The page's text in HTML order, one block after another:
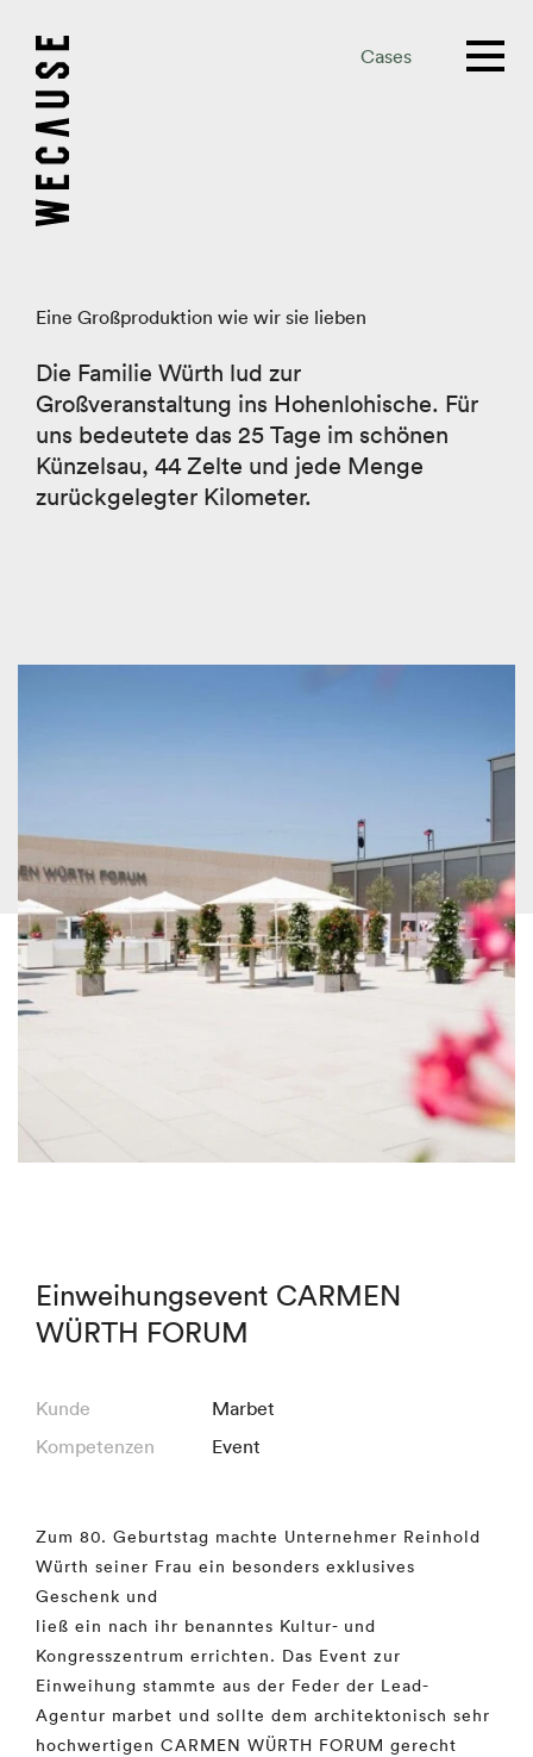
Cases
Eine Großproduktion wie wir sie lieben
Die Familie Würth lud zur
Großveranstaltung ins Hohenlohische. Für
uns bedeutete das 25 Tage im schönen
Künzelsau, 44 Zelte und jede Menge
zurückgelegter Kilometer.
Einweihungsevent CARMEN
WÜRTH FORUM
Kunde
Marbet
Kompetenzen
Event
Zum 80. Geburtstag machte Unternehmer Reinhold
Würth seiner Frau ein besonders exklusives
Geschenk und
ließ ein nach ihr benanntes Kultur- und
Kongresszentrum errichten. Das Event zur
Einweihung stammte aus der Feder der Lead-
Agentur marbet und sollte dem architektonisch sehr
hochwertigen CARMEN WÜRTH FORUM gerecht